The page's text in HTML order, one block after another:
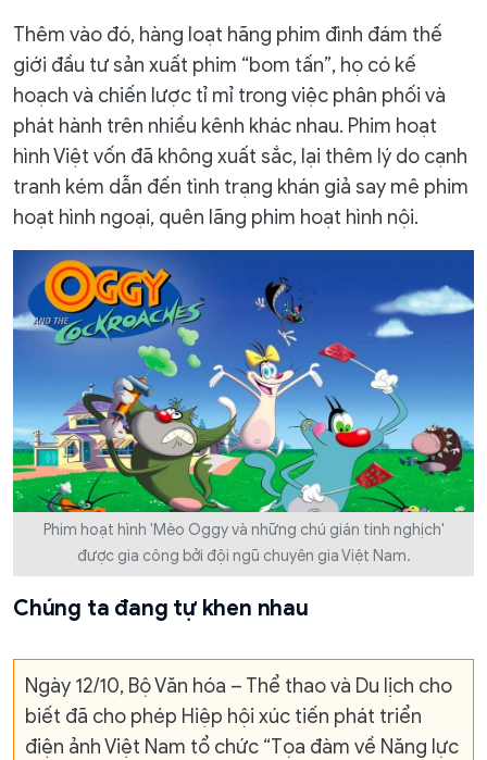
Thêm vào đó, hàng loạt hãng phim đình đám thế
giới đầu tư sản xuất phim “bom tấn”, họ có kế
hoạch và chiến lược tỉ mỉ trong việc phân phối và
phát hành trên nhiều kênh khác nhau. Phim hoạt
hình Việt vốn đã không xuất sắc, lại thêm lý do cạnh
tranh kém dẫn đến tình trạng khán giả say mê phim
hoạt hình ngoại, quên lãng phim hoạt hình nội.
Phim hoạt hình 'Mèo Oggy và những chú gián tinh nghịch'
được gia công bởi đội ngũ chuyên gia Việt Nam.
Chúng ta đang tự khen nhau
Ngày 12/10, Bộ Văn hóa – Thể thao và Du lịch cho
biết đã cho phép Hiệp hội xúc tiến phát triển
điện ảnh Việt Nam tổ chức “Tọa đàm về Năng lực